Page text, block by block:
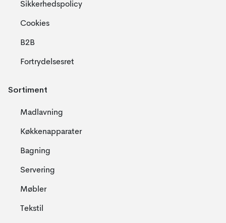
Sikkerhedspolicy
Cookies
B2B
Fortrydelsesret
Sortiment
Madlavning
Køkkenapparater
Bagning
Servering
Møbler
Tekstil